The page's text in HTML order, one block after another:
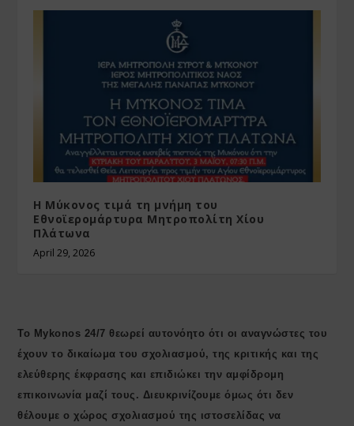
Η Μύκονος τιμά τη μνήμη του
Εθνοϊερομάρτυρα Μητροπολίτη Χίου
Πλάτωνα
April 29, 2026
Το Mykonos 24/7 θεωρεί αυτονόητο ότι οι αναγνώστες του
έχουν το δικαίωμα του σχολιασμού, της κριτικής και της
ελεύθερης έκφρασης και επιδιώκει την αμφίδρομη
επικοινωνία μαζί τους. Διευκρινίζουμε όμως ότι δεν
θέλουμε ο χώρος σχολιασμού της ιστοσελίδας να